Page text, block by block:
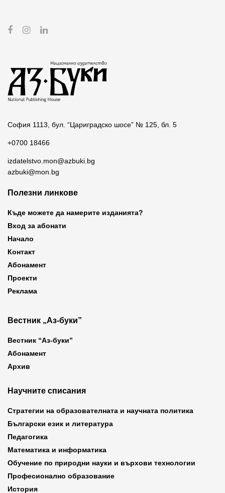
София 1113, бул. “Цариградско шосе” № 125, бл. 5
+0700 18466
izdatelstvo.mon@azbuki.bg
azbuki@mon.bg
Полезни линкове
Къде можете да намерите изданията?
Вход за абонати
Начало
Контакт
Абонамент
Проекти
Реклама
Вестник „Аз-буки”
Вестник “Аз-буки”
Абонамент
Архив
Научните списания
Стратегии на образователната и научната политика
Български език и литература
Педагогика
Математика и информатика
Обучение по природни науки и върхови технологии
Професионално образование
История